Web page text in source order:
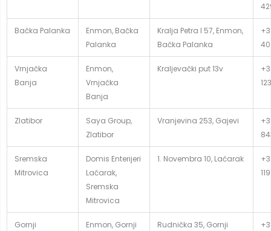
Bačka Palanka
Enmon, Bačka
Palanka
Kralja Petra I 57, Enmon,
Bačka Palanka
40
Vrnjačka
Banja
Enmon,
Vrnjačka
Banja
Kraljevački put 13v
123
Zlatibor
Saya Group,
Zlatibor
Vranjevina 253, Gajevi
Sremska
Mitrovica
Domis Enterijeri
Laćarak,
Sremska
Mitrovica
1. Novembra 10, Laćarak
119
Gornji
Enmon, Gornji
Rudnička 35, Gornji